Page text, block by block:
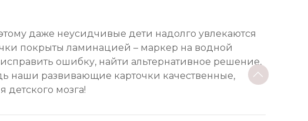
даже неусидчивые дети надолго увлекаются
покрыты ламинацией – маркер на водной
ошибку, найти альтернативное решение,
наши развивающие карточки качественные,
мозга!